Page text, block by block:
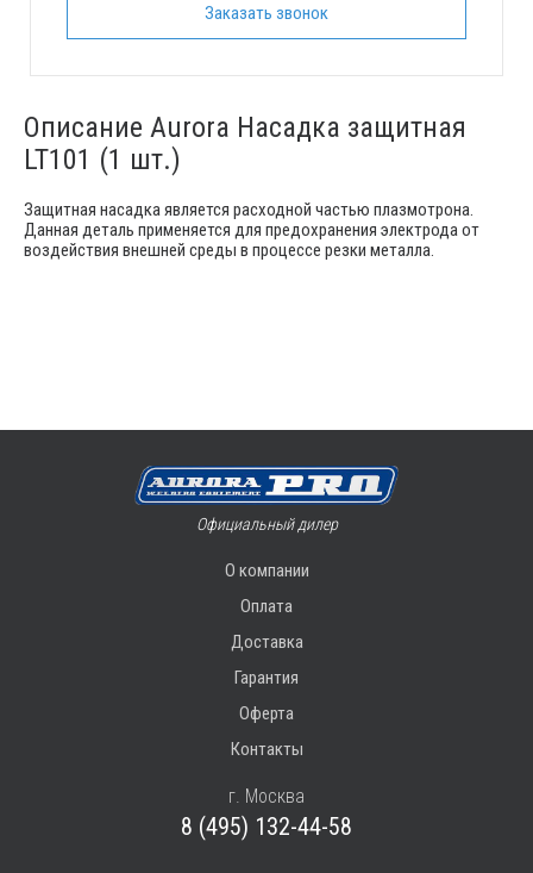
Заказать звонок
Описание Aurora Насадка защитная
LT101 (1 шт.)
Защитная насадка является расходной частью плазмотрона.
Данная деталь применяется для предохранения электрода от
воздействия внешней среды в процессе резки металла.
Официальный дилер
О компании
Оплата
Доставка
Гарантия
Оферта
Контакты
г. Москва
8 (495) 132-44-58